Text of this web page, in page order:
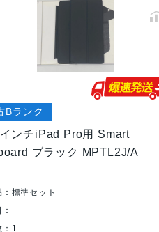
ンチiPad Pro用 Smart
ブラック MPTL2J/A
Bランク
標準セット
1